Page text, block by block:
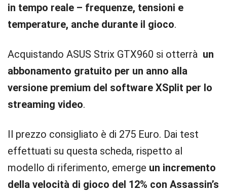
in tempo reale – frequenze, tensioni e
temperature, anche durante il gioco.
Acquistando ASUS Strix GTX960 si otterrà un
abbonamento gratuito per un anno alla
versione premium del software XSplit per lo
streaming video.
Il prezzo consigliato è di 275 Euro. Dai test
effettuati su questa scheda, rispetto al
modello di riferimento, emerge un incremento
della velocità di gioco del 12% con Assassin’s